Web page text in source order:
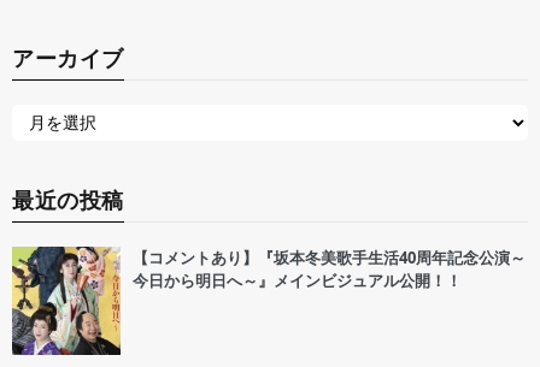
アーカイブ
最近の投稿
【コメントあり】『坂本冬美歌手生活40周年記念公演～
今日から明日へ～』メインビジュアル公開！！